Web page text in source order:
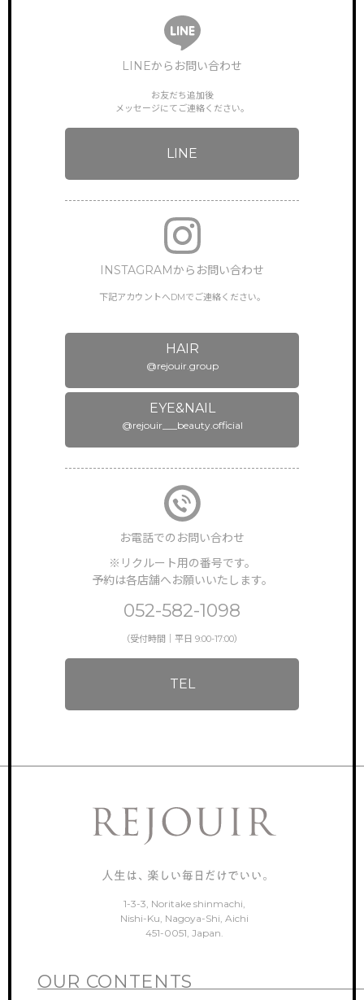
LINEからお問い合わせ
お友だち追加後
メッセージにてご連絡ください。
LINE
INSTAGRAMからお問い合わせ
下記アカウントへDMでご連絡ください。
HAIR
@rejouir.group
EYE&NAIL
@rejouir___beauty.official
お電話でのお問い合わせ
※リクルート用の番号です。
予約は各店舗へお願いいたします。
052-582-1098
（受付時間｜平日 9:00-17:00）
TEL
1-3-3, Noritake shinmachi,
Nishi-Ku, Nagoya-Shi, Aichi
451-0051, Japan.
OUR CONTENTS